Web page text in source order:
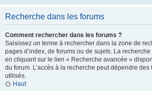
Recherche dans les forums
Comment rechercher dans les forums ?
Saisissez un terme à rechercher dans la zone de
pages d’index, de forums ou de sujets. La
en cliquant sur le lien « Recherche avancée »
du forum. L’accès à la recherche peut dépendre
utilisés.
Haut